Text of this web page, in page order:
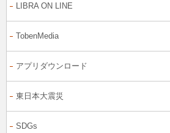
LIBRA ON LINE
TobenMedia
アプリダウンロード
東日本大震災
SDGs